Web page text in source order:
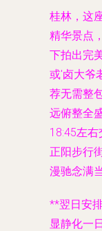
桂林，这
精华景点
下拍出完
或'卤大爷
荐无需整
远俯整全
18:45左
正阳步行
漫驰念满
**翌日安
显静化一